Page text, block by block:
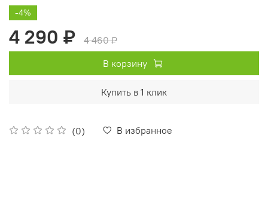
(0) В избранное
-4%
4 290 ₽
4 460 ₽
В корзину
Купить в 1 клик